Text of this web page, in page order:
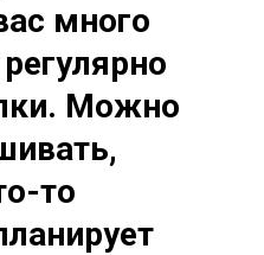
много
Можно
то